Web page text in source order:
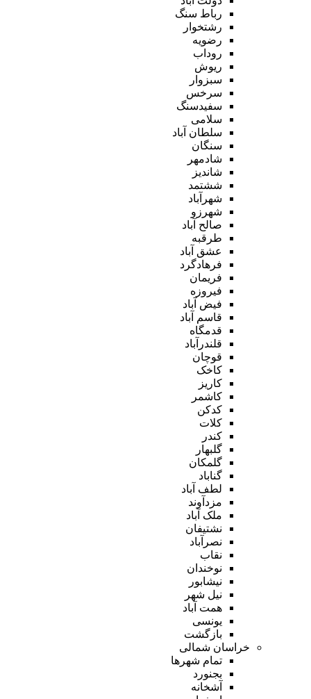
رباط سنگ
رشتخوار
رضویه
روداب
ریوش
سبزوار
سرخس
سفیدسنگ
سلامی
سلطان آباد
سنگان
شادمهر
شاندیز
ششتمد
شهرآباد
شهرزو
صالح آباد
طرقبه
عشق آباد
فرهادگرد
فریمان
فیروزه
فیض آباد
قاسم آباد
قدمگاه
قلندرآباد
قوچان
کاخک
کاریز
کاشمر
کدکن
کلات
کندر
گلبهار
گلمکان
گناباد
لطف آباد
مزدآوند
ملک آباد
نشتیفان
نصرآباد
نقاب
نوخندان
نیشابور
نیل شهر
همت آباد
یونسی
بازگشت
خراسان شمالی
تمام شهر‌ها
بجنورد
آشخانه